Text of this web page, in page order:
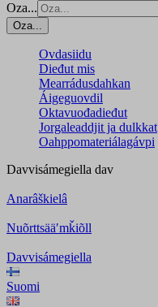
Oza...
Oza...
Ovdasiidu
Dieđut mis
Mearrádusdahkan
Áigeguovdil
Oktavuođadieđut
Jorgaleaddjit ja dulkkat
Oahppomateriálagávpi
Davvisámegiella dav
Anarâškielâ
Nuõrttsääʹmǩiõll
Davvisámegiella
Suomi